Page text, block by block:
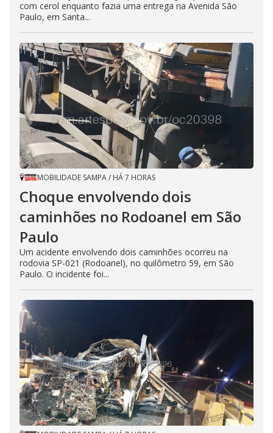
com cerol enquanto fazia uma entrega na Avenida São
Paulo, em Santa...
MOBILIDADE SAMPA/ HÁ 7 HORAS
Choque envolvendo dois
caminhões no Rodoanel em São
Paulo
Um acidente envolvendo dois caminhões ocorreu na
rodovia SP-021 (Rodoanel), no quilômetro 59, em São
Paulo. O incidente foi...